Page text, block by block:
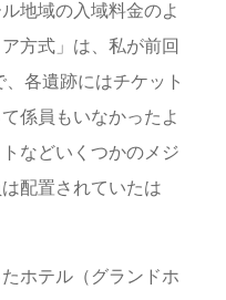
地域の入域料金のよ
方式」は、私が前回
各遺跡にはチケット
係員もいなかったよ
などいくつかのメジ
配置されていたは
ホテル（グランドホ